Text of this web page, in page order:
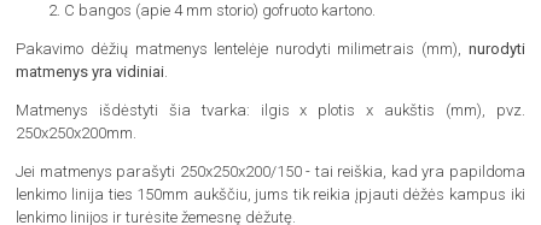
C bangos (apie 4 mm storio) gofruoto kartono.
Pakavimo dėžių matmenys lentelėje nurodyti milimetrais (mm), nurodyti
matmenys yra vidiniai.
Matmenys išdėstyti šia tvarka: ilgis x plotis x aukštis (mm), pvz.
250x250x200mm.
Jei matmenys parašyti 250x250x200/150 - tai reiškia, kad yra papildoma
lenkimo linija ties 150mm aukščiu, jums tik reikia įpjauti dėžės kampus iki
lenkimo linijos ir turėsite žemesnę dėžutę.